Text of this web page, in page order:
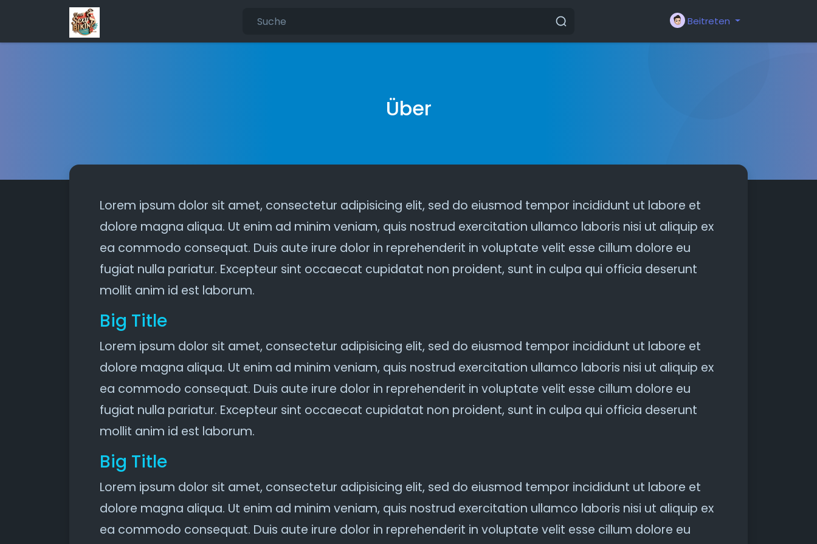
Beitreten
Über
Lorem ipsum dolor sit amet, consectetur adipisicing elit, sed do eiusmod tempor incididunt ut labore et
dolore magna aliqua. Ut enim ad minim veniam, quis nostrud exercitation ullamco laboris nisi ut aliquip ex
ea commodo consequat. Duis aute irure dolor in reprehenderit in voluptate velit esse cillum dolore eu
fugiat nulla pariatur. Excepteur sint occaecat cupidatat non proident, sunt in culpa qui officia deserunt
mollit anim id est laborum.
Big Title
Lorem ipsum dolor sit amet, consectetur adipisicing elit, sed do eiusmod tempor incididunt ut labore et
dolore magna aliqua. Ut enim ad minim veniam, quis nostrud exercitation ullamco laboris nisi ut aliquip ex
ea commodo consequat. Duis aute irure dolor in reprehenderit in voluptate velit esse cillum dolore eu
fugiat nulla pariatur. Excepteur sint occaecat cupidatat non proident, sunt in culpa qui officia deserunt
mollit anim id est laborum.
Big Title
Lorem ipsum dolor sit amet, consectetur adipisicing elit, sed do eiusmod tempor incididunt ut labore et
dolore magna aliqua. Ut enim ad minim veniam, quis nostrud exercitation ullamco laboris nisi ut aliquip ex
ea commodo consequat. Duis aute irure dolor in reprehenderit in voluptate velit esse cillum dolore eu